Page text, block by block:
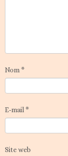
Nom *
E-mail *
Site web